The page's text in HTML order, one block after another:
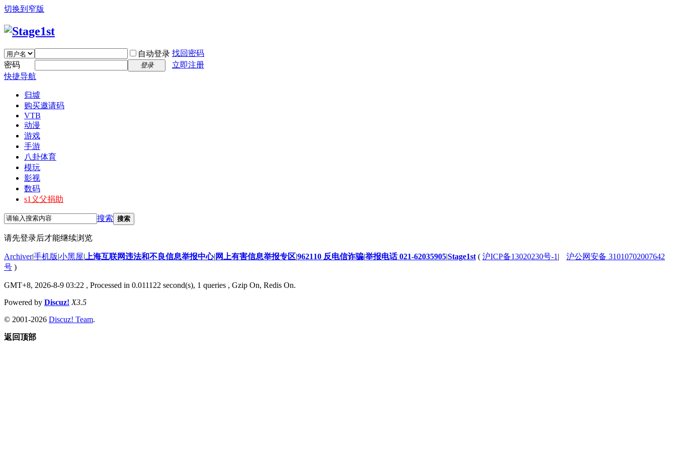
切换到窄版
自动登录 找回密码
密码
登录
立即注册
快捷导航
归墟
购买邀请码
VTB
动漫
游戏
手游
八卦体育
模玩
影视
数码
s1义父捐助
搜索 搜索
请先登录后才能继续浏览
Archiver|手机版|小黑屋| 上海互联网违法和不良信息举报中心| 网上有害信息举报专区|962110 反电信诈骗|举报电话 021-62035905|Stage1st ( 沪ICP备13020230号-1 |
沪公网安备 31010702007642
号 )
GMT+8, 2026-8-9 03:22 , Processed in 0.011122 second(s), 1 queries , Gzip On, Redis On.
Powered by Discuz! X3.5
© 2001-2026 Discuz! Team.
返回顶部